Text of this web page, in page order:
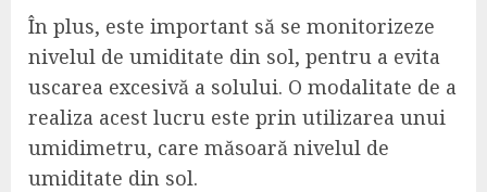
În plus, este important să se monitorizeze
nivelul de umiditate din sol, pentru a evita
uscarea excesivă a solului. O modalitate de a
realiza acest lucru este prin utilizarea unui
umidimetru, care măsoară nivelul de
umiditate din sol.